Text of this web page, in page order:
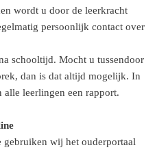
wordt u door de leerkracht
persoonlijk contact over
schooltijd. Mocht u tussendoor
dan is dat altijd mogelijk. In
leerlingen een rapport.
wij het ouderportaal